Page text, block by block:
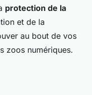
protection de la
et de la
au bout de vos
zoos numériques.